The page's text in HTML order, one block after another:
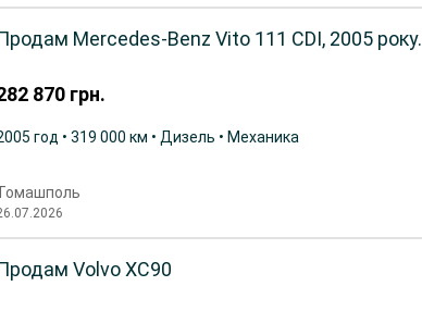
870 грн.
Mercedes-Benz Vito 111 CDI, 2005 року.
год • 319 000 км • Дизель • Механика
Volvo XC90